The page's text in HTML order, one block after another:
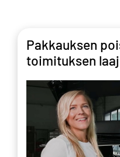
Pakkauksen
toimituksen